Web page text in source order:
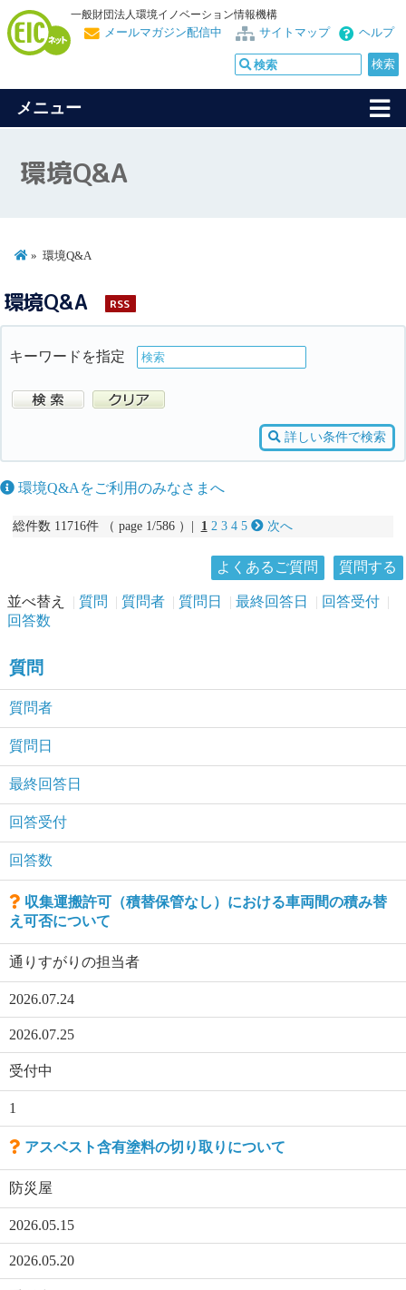
一般財団法人環境イノベーション情報機構
ヘルプ
サイトマップ
メールマガジン配信中
メニュー
環境Q&A
環境Q&A
環境Q&A RSS
キーワードを指定
詳しい条件で検索
環境Q&Aをご利用のみなさまへ
総件数 11716件 （ page 1/586 ）| 1 2 3 4 5 次へ
よくあるご質問 質問する
並べ替え 質問 質問者 質問日 最終回答日
回答受付
回答数
質問
質問者
質問日
最終回答日
回答受付
回答数
収集運搬許可（積替保管なし）における車両間の積み替
え可否について
通りすがりの担当者
2026.07.24
2026.07.25
受付中
1
アスベスト含有塗料の切り取りについて
防災屋
2026.05.15
2026.05.20